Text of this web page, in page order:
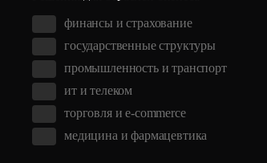
финансы и страхование
государственные структуры
промышленность и транспорт
ит и телеком
торговля и e-commerce
медицина и фармацевтика